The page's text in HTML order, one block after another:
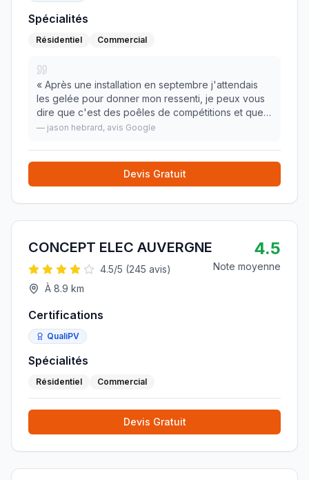
Spécialités
Résidentiel Commercial
« Après une installation en septembre j'attendais
les gelée pour donner mon ressenti, je peux vous
dire que c'est des poêles de compétitions et que
je suis ravi de celui que j'ai acheté le p130t. Je
— jason hebrard, avis Google
Devis Gratuit
CONCEPT ELEC AUVERGNE
4.5/5 (245 avis)
À 8.9 km
4.5
Note moyenne
Certifications
QualiPV
Spécialités
Résidentiel Commercial
Devis Gratuit